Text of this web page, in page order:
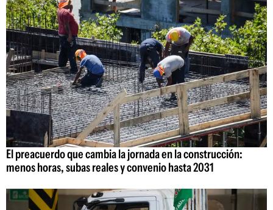
El preacuerdo que cambia la jornada en la construcción:
menos horas, subas reales y convenio hasta 2031